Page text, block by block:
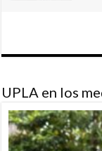
UPLA en los